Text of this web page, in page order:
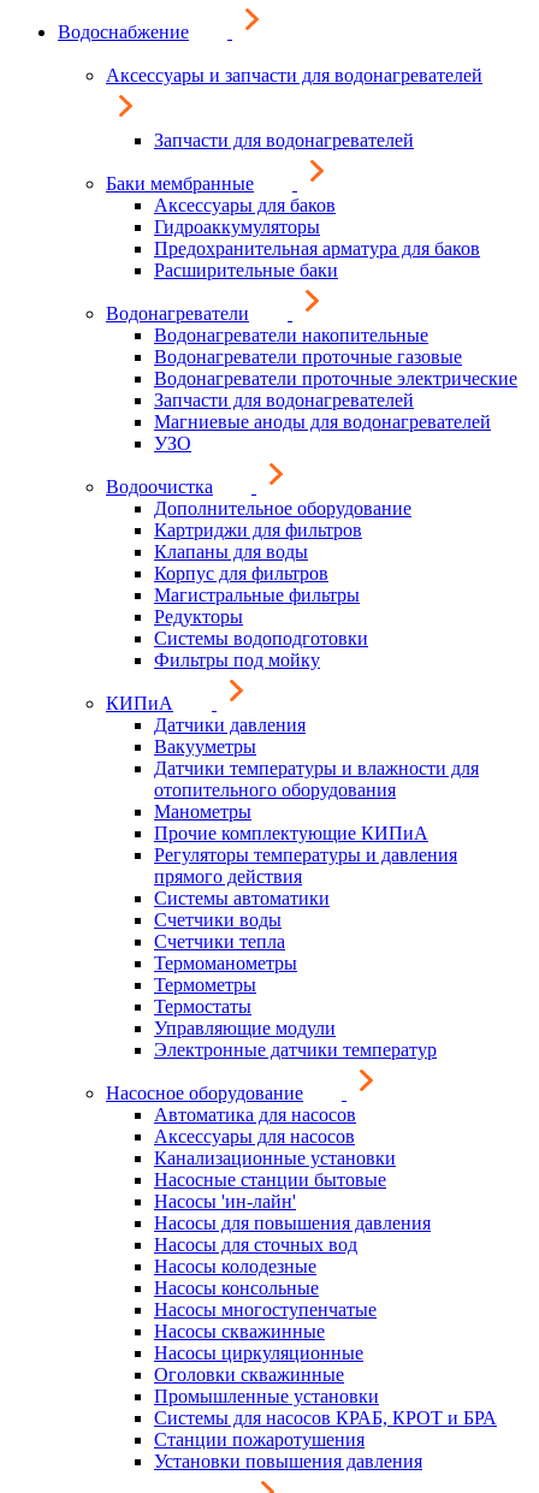
Водоснабжение
Аксессуары и запчасти для водонагревателей
Запчасти для водонагревателей
Баки мембранные
Аксессуары для баков
Гидроаккумуляторы
Предохранительная арматура для баков
Расширительные баки
Водонагреватели
Водонагреватели накопительные
Водонагреватели проточные газовые
Водонагреватели проточные электрические
Запчасти для водонагревателей
Магниевые аноды для водонагревателей
УЗО
Водоочистка
Дополнительное оборудование
Картриджи для фильтров
Клапаны для воды
Корпус для фильтров
Магистральные фильтры
Редукторы
Системы водоподготовки
Фильтры под мойку
КИПиА
Датчики давления
Вакууметры
Датчики температуры и влажности для
отопительного оборудования
Манометры
Прочие комплектующие КИПиА
Регуляторы температуры и давления
прямого действия
Системы автоматики
Счетчики воды
Счетчики тепла
Термоманометры
Термометры
Термостаты
Управляющие модули
Электронные датчики температур
Насосное оборудование
Автоматика для насосов
Аксессуары для насосов
Канализационные установки
Насосные станции бытовые
Насосы 'ин-лайн'
Насосы для повышения давления
Насосы для сточных вод
Насосы колодезные
Насосы консольные
Насосы многоступенчатые
Насосы скважинные
Насосы циркуляционные
Оголовки скважинные
Промышленные установки
Системы для насосов КРАБ, КРОТ и БРА
Станции пожаротушения
Установки повышения давления